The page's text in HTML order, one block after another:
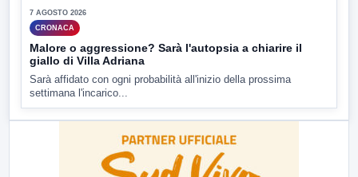
7 AGOSTO 2026
CRONACA
Malore o aggressione? Sarà l'autopsia a chiarire il
giallo di Villa Adriana
Sarà affidato con ogni probabilità all'inizio della prossima
settimana l'incarico...